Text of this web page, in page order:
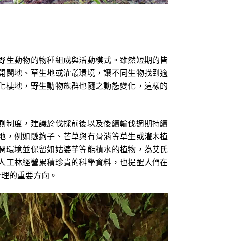
生動物的物種組成與活動模式。雖然短期的皆
闊地、草生地或灌叢環境，讓不同生物找到適
棲地，野生動物族群也隨之動態變化，這樣的
制度，建議於伐採前後以及後續輪伐週期持續
，例如懸鉤子、芒草與冇骨消等草生或灌木植
環境並保留如姑婆芋等能積水的植物，為艾氏
工林經營累積珍貴的科學資料，也提醒人們在
的重要方向。